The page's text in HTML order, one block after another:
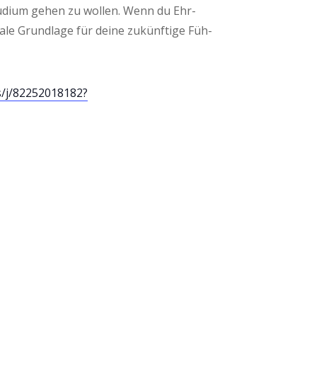
gehen zu wol­len. Wenn du Ehr­
Grund­la­ge für dei­ne zukünf­ti­ge Füh­
82252018182?